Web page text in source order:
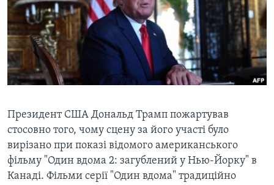
СУСПІЛЬСТВО
ЕКОНОМІКА
ІСТОРІЇ УСПІХУ УКРАЇНЦІВ
ТЕЛЕПРОГРАМИ
ЧАС-TIME
БРИФІНГ ГОЛОСУ АМЕРИКИ
ВІКНО В АМЕРИКУ
ПРАЙМ-ТАЙМ
ПОГЛЯД З ВАШИНГТОНА
ENGLISH
Learning English
МИ В СОЦМЕРЕЖАХ
Мови
Президент США Дональд Трамп пожартував
стосовно того, чому сцену за його участі було
вирізано при показі відомого американського
фільму "Один вдома 2: загублений у Нью-Йорку" в
Канаді. Фільми серії "Один вдома" традиційно